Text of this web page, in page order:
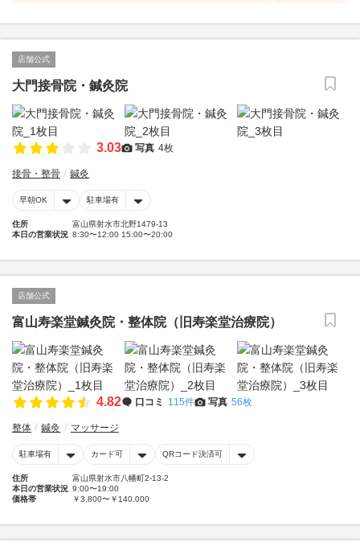
店舗公式
大門接骨院・鍼灸院
3.03 写真 4枚
接骨・整骨 鍼灸
早朝OK 駐車場有
住所
富山県射水市北野1479-13
本日の営業状況 8:30〜12:00 15:00〜20:00
店舗公式
富山寿楽堂鍼灸院・整体院（旧寿楽堂治療院）
4.82 口コミ 115件 写真 56枚
整体 鍼灸 マッサージ
駐車場有 カード可 QRコード決済可
住所
富山県射水市八幡町2-13-2
本日の営業状況 9:00〜19:00
価格帯
￥3,800〜￥140,000